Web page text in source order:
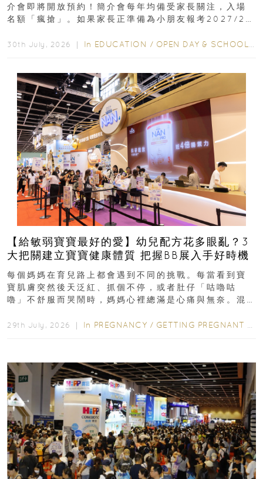
介會即將開放預約！簡介會每年均備受家長關注，入場
名額「瘋搶」。如果家長正準備為小朋友報考2027/28
30th July, 2026 ｜ In EDUCATION / OPEN DAY & SCHOOL EVENTS
【給敏弱寶寶最好的愛】幼兒配方花多眼亂？3
大把關建立寶寶健康體質 把握BB展入手好時機
每個媽媽在育兒路上都會遇到不同的挑戰。每當看到寶
寶肌膚突然後天泛紅、抓個不停，或者肚仔「咕嚕咕
嚕」不舒服而哭鬧時，媽媽心裡總滿是心痛與無奈。混
29th July, 2026 ｜ In PREGNANCY / GETTING PREGNANT